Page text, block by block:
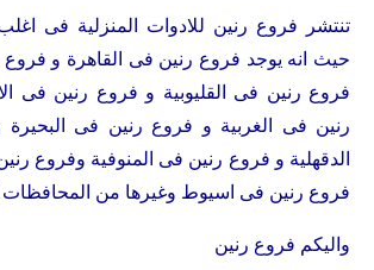
تنتشر فروع رنين للادوات المنزلية فى
حيث انه يوجد فروع رنين فى القاهرة و فروع
فروع رنين فى القليوبية و فروع رنين فى
رنين فى الغربية و فروع رنين فى
الدقهلية و فروع رنين فى المنوفية وفروع
فروع رنين فى اسيوط وغيرها من المحافظات
واليكم فروع رنين